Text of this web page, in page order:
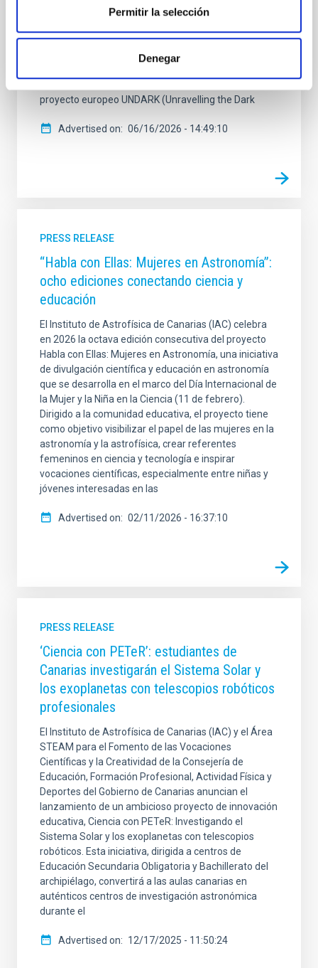
Permitir la selección
Denegar
docentes, autores, divulgadores científicos y
marcada por el diálogo entre ciencia y sociedad. El
Premio Co smos es una iniciativa del Instituto de
proyecto europeo UNDARK (Unravelling the Dark
Advertised on 06/16/2026 - 14:49:10
PRESS RELEASE
“Habla con Ellas: Mujeres en Astronomía”:
ocho ediciones conectando ciencia y
educación
El Instituto de Astrofísica de Canarias (IAC) celebra
en 2026 la octava edición consecutiva del proyecto
Habla con Ellas: Mujeres en Astronomía, una iniciativa
de divulgación científica y educación en astronomía
que se desarrolla en el marco del Día Internacional de
la Mujer y la Niña en la Ciencia (11 de febrero).
Dirigido a la comunidad educativa, el proyecto tiene
como objetivo visibilizar el papel de las mujeres en la
astronomía y la astrofísica, crear referentes
femeninos en ciencia y tecnología e inspirar
vocaciones científicas, especialmente entre niñas y
jóvenes interesadas en las
Advertised on 02/11/2026 - 16:37:10
PRESS RELEASE
‘Ciencia con PETeR’: estudiantes de
Canarias investigarán el Sistema Solar y
los exoplanetas con telescopios robóticos
profesionales
El Instituto de Astrofísica de Canarias (IAC) y el Área
STEAM para el Fomento de las Vocaciones
Científicas y la Creatividad de la Consejería de
Educación, Formación Profesional, Actividad Física y
Deportes del Gobierno de Canarias anuncian el
lanzamiento de un ambicioso proyecto de innovación
educativa, Ciencia con PETeR: Investigando el
Sistema Solar y los exoplanetas con telescopios
robóticos. Esta iniciativa, dirigida a centros de
Educación Secundaria Obligatoria y Bachillerato del
archipiélago, convertirá a las aulas canarias en
auténticos centros de investigación astronómica
durante el
Advertised on 12/17/2025 - 11:50:24